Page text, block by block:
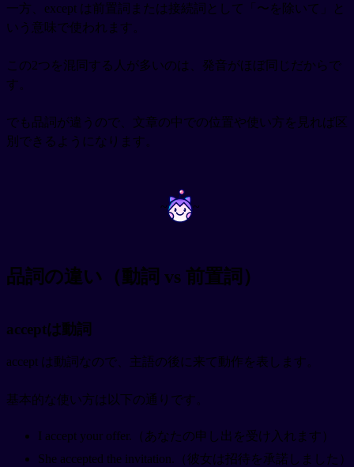
一方、except は前置詞または接続詞として「〜を除いて」と
いう意味で使われます。
この2つを混同する人が多いのは、発音がほぼ同じだからで
す。
でも品詞が違うので、文章の中での位置や使い方を見れば区
別できるようになります。
~ ~
品詞の違い（動詞 vs 前置詞）
acceptは動詞
accept は動詞なので、主語の後に来て動作を表します。
基本的な使い方は以下の通りです。
I accept your offer.（あなたの申し出を受け入れます）
She accepted the invitation.（彼女は招待を承諾しました）